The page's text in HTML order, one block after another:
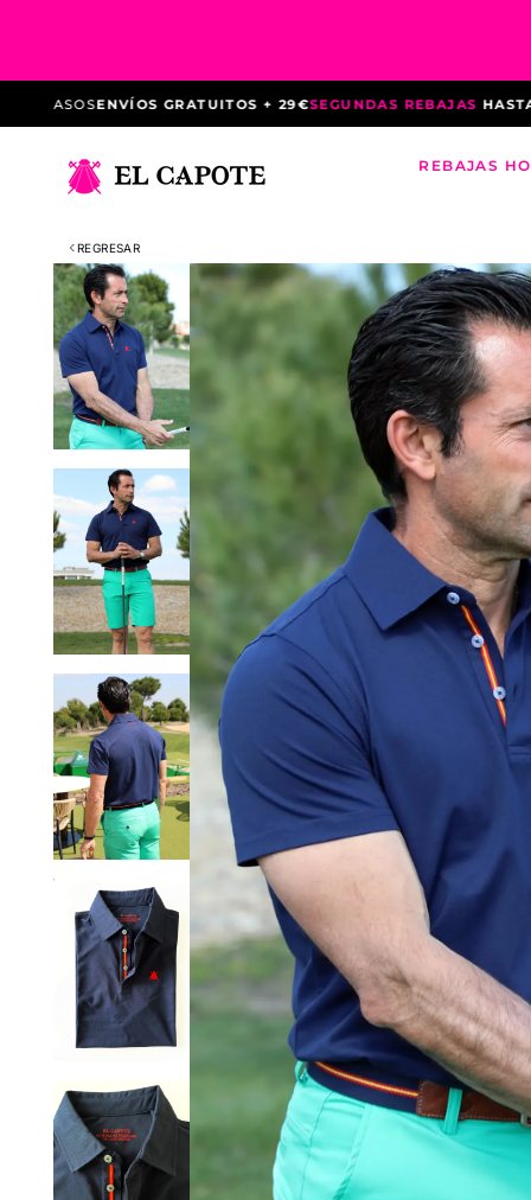
ENVÍOS GRATUITOS + 29€SEGUNDAS REBAJASHASTA -60%
REBAJAS
REGRESAR